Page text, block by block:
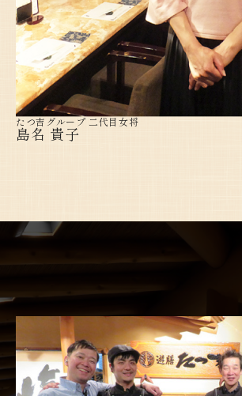
たつ吉グループ 二代目女将
島名 貴子